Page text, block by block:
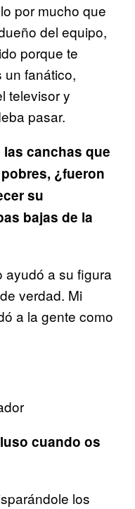
por mucho que
del equipo,
porque te
un fanático,
televisor y
pasar.
canchas que
¿fueron
su
bajas de la
ayudó a su figura
verdad. Mi
a la gente como
cuando os
los